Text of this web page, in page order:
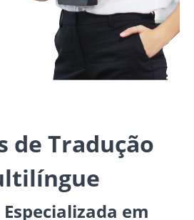
de Tradução
em